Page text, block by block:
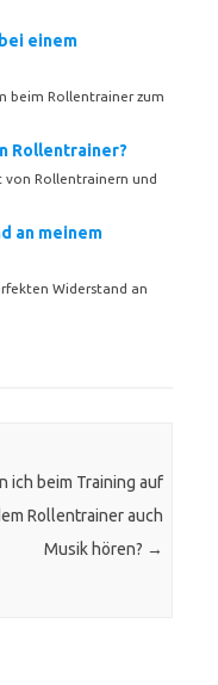
einem
beim Rollentrainer zum
Rollentrainer?
von Rollentrainern und
an meinem
Widerstand an
ich beim Training auf
Rollentrainer auch
Musik hören? →